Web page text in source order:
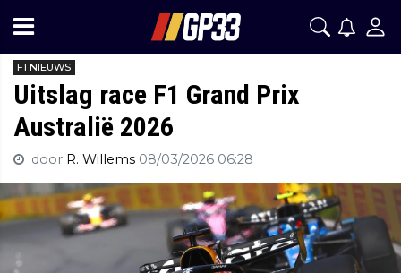
F1 NIEUWS
Uitslag race F1 Grand Prix
Australië 2026
door R. Willems 08/03/2026 06:28